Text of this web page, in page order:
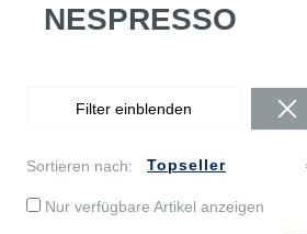
NESPRESSO
Filter einblenden
Sortieren nach:
Nur verfügbare Artikel anzeigen